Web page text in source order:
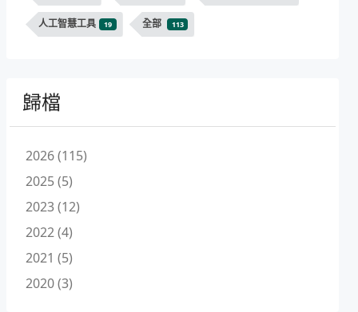
人工智慧工具 19 全部 113
歸檔
2026 (115)
2025 (5)
2023 (12)
2022 (4)
2021 (5)
2020 (3)